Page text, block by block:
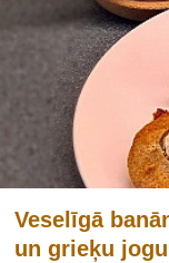
Veselīgā
un grieķu